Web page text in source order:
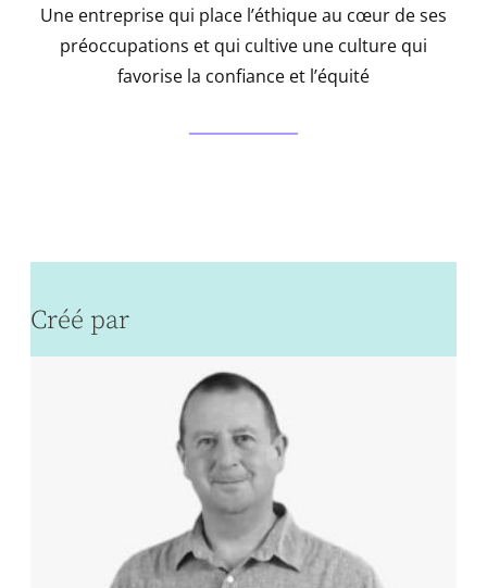
Une entreprise qui place l’éthique au cœur de ses
préoccupations et qui cultive une culture qui
favorise la confiance et l’équité
Créé par